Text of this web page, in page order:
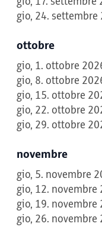
gio, 24.
ottobre
gio, 1. ottobre
gio, 8. ottobre
gio, 15. ottobre
gio, 22. ottobre
gio, 29. ottobre
novembre
gio, 5. novembre
gio, 12.
gio, 19.
gio, 26.